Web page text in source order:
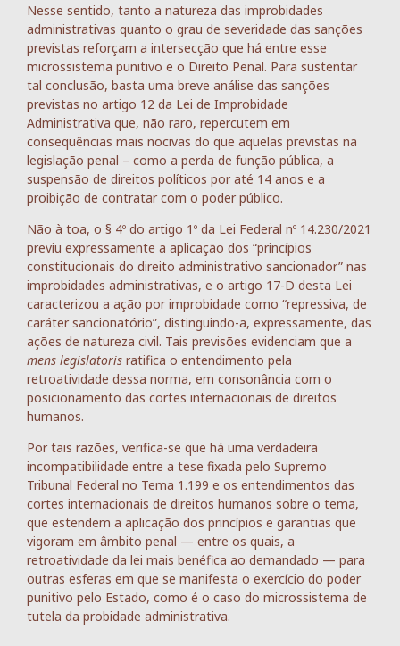
Nesse sentido, tanto a natureza das improbidades
administrativas quanto o grau de severidade das sanções
previstas reforçam a intersecção que há entre esse
microssistema punitivo e o Direito Penal. Para sustentar
tal conclusão, basta uma breve análise das sanções
previstas no artigo 12 da Lei de Improbidade
Administrativa que, não raro, repercutem em
consequências mais nocivas do que aquelas previstas na
legislação penal – como a perda de função pública, a
suspensão de direitos políticos por até 14 anos e a
proibição de contratar com o poder público.
Não à toa, o § 4º do artigo 1º da Lei Federal nº 14.230/2021
previu expressamente a aplicação dos “princípios
constitucionais do direito administrativo sancionador” nas
improbidades administrativas, e o artigo 17-D desta Lei
caracterizou a ação por improbidade como “repressiva, de
caráter sancionatório”, distinguindo-a, expressamente, das
ações de natureza civil. Tais previsões evidenciam que a
mens legislatoris ratifica o entendimento pela
retroatividade dessa norma, em consonância com o
posicionamento das cortes internacionais de direitos
humanos.
Por tais razões, verifica-se que há uma verdadeira
incompatibilidade entre a tese fixada pelo Supremo
Tribunal Federal no Tema 1.199 e os entendimentos das
cortes internacionais de direitos humanos sobre o tema,
que estendem a aplicação dos princípios e garantias que
vigoram em âmbito penal — entre os quais, a
retroatividade da lei mais benéfica ao demandado — para
outras esferas em que se manifesta o exercício do poder
punitivo pelo Estado, como é o caso do microssistema de
tutela da probidade administrativa.